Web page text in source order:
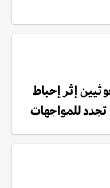
5 من الحوثيين إثر إحباط
للمواجهات